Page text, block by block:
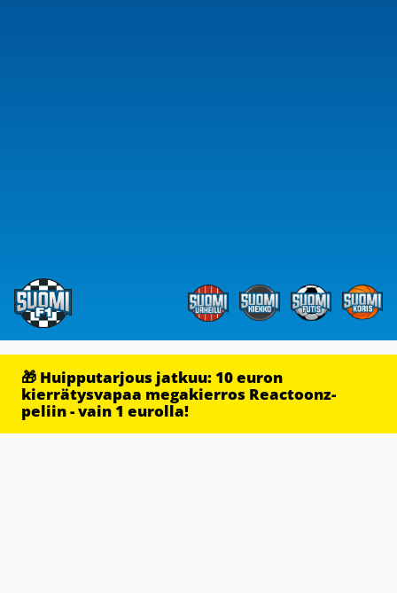
🎁 Huipputarjous jatkuu: 10 euron
kierrätysvapaa megakierros Reactoonz-
peliin - vain 1 eurolla!